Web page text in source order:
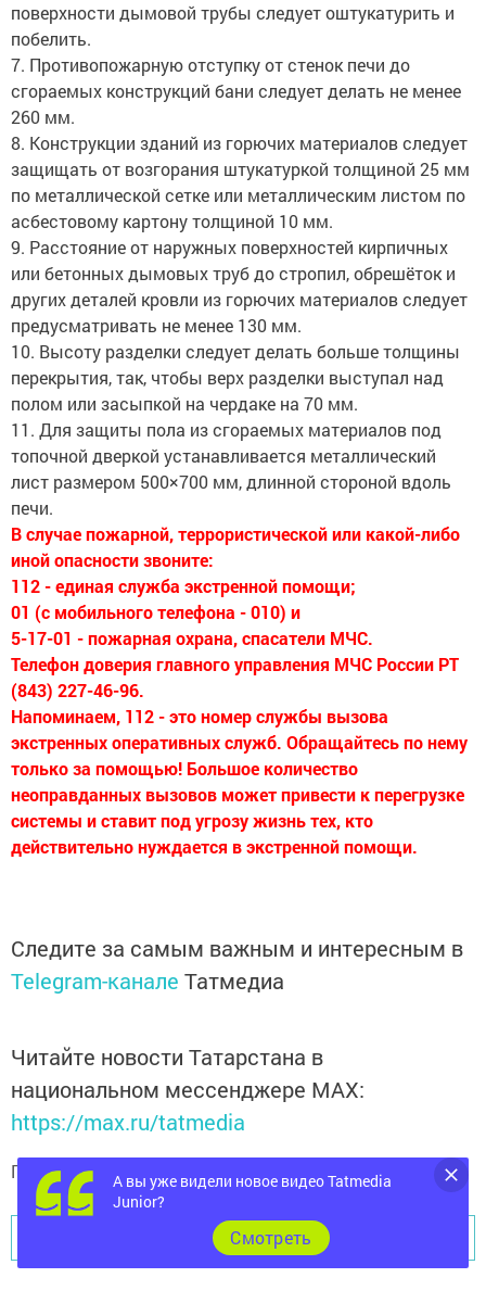
поверхности дымовой трубы следует оштукатурить и
побелить.
7. Противопожарную отступку от стенок печи до
сгораемых конструкций бани следует делать не менее
260 мм.
8. Конструкции зданий из горючих материалов следует
защищать от возгорания штукатуркой толщиной 25 мм
по металлической сетке или металлическим листом по
асбестовому картону толщиной 10 мм.
9. Расстояние от наружных поверхностей кирпичных
или бетонных дымовых труб до стропил, обрешёток и
других деталей кровли из горючих материалов следует
предусматривать не менее 130 мм.
10. Высоту разделки следует делать больше толщины
перекрытия, так, чтобы верх разделки выступал над
полом или засыпкой на чердаке на 70 мм.
11. Для защиты пола из сгораемых материалов под
топочной дверкой устанавливается металлический
лист размером 500×700 мм, длинной стороной вдоль
печи.
В случае пожарной, террористической или какой-либо
иной опасности звоните:
112 - единая служба экстренной помощи;
01 (с мобильного телефона - 010) и
5-17-01 - пожарная охрана, спасатели МЧС.
Телефон доверия главного управления МЧС России РТ
(843) 227-46-96.
Напоминаем, 112 - это номер службы вызова
экстренных оперативных служб. Обращайтесь по нему
только за помощью! Большое количество
неоправданных вызовов может привести к перегрузке
системы и ставит под угрозу жизнь тех, кто
действительно нуждается в экстренной помощи.
Следите за самым важным и интересным в
Telegram-канале Татмедиа
Читайте новости Татарстана в
национальном мессенджере MАХ:
https://max.ru/tatmedia
Подписывайтесь на телеграм-канал "Бавлы-информ"
Перейти на страницу новости
А вы уже видели новое видео Tatmedia
Junior?
Cмотреть